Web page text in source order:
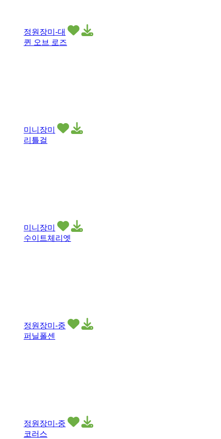
정원장미-대
퀸 오브 로즈
미니장미
리틀걸
미니장미
수이트체리엣
정원장미-중
퍼닐폴센
정원장미-중
코러스